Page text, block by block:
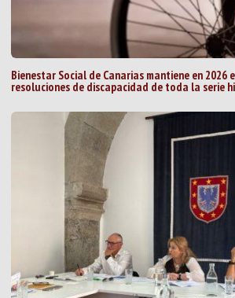
Bienestar Social de Canarias mantiene en 2026
resoluciones de discapacidad de toda la serie